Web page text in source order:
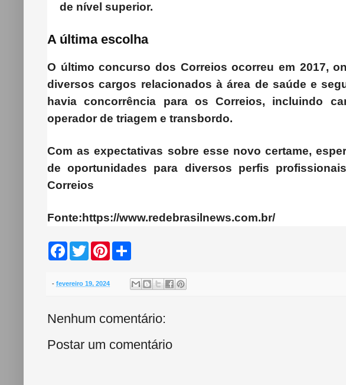
de nível superior.
A última escolha
O último concurso dos Correios ocorreu em 2017,
diversos cargos relacionados à área de saúde e
havia concorrência para os Correios, incluindo
operador de triagem e transbordo.
Com as expectativas sobre esse novo certame,
de oportunidades para diversos perfis
Correios
Fonte:https://www.redebrasilnews.com.br/
b
w
t
t
e
- fevereiro 19, 2024
Nenhum comentário:
Postar um comentário